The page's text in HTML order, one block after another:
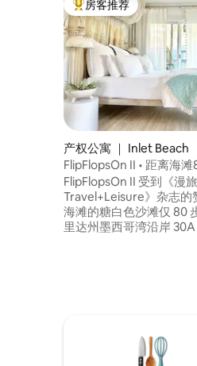
热门「房客推荐」
房客推荐
产权公寓 ｜ Inlet Beach
FlipFlopsOn II • 距离海滩
30A
FlipFlopsOn II 受到《漫旅
Travel+Leisure》杂志的
海滩的糖白色沙滩仅 80
里达州墨西哥湾沿岸
可欣赏墨西哥湾金色日
区。 停车一次，步行到